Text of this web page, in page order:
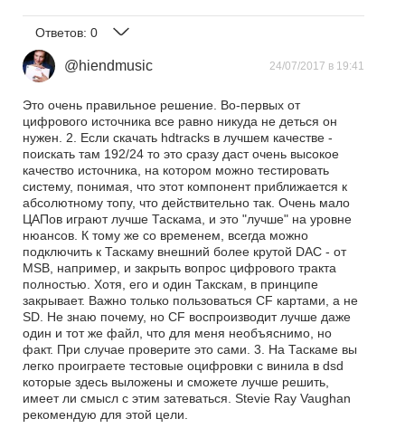
Ответов: 0
@hiendmusic 24/07/2017 в 19:41
Это очень правильное решение. Во-первых от
цифрового источника все равно никуда не деться он
нужен. 2. Если скачать hdtracks в лучшем качестве -
поискать там 192/24 то это сразу даст очень высокое
качество источника, на котором можно тестировать
систему, понимая, что этот компонент приближается к
абсолютному топу, что действительно так. Очень мало
ЦАПов играют лучше Таскама, и это "лучше" на уровне
нюансов. К тому же со временем, всегда можно
подключить к Таскаму внешний более крутой DAC - от
MSB, например, и закрыть вопрос цифрового тракта
полностью. Хотя, его и один Такскам, в принципе
закрывает. Важно только пользоваться CF картами, а не
SD. Не знаю почему, но CF воспроизводит лучше даже
один и тот же файл, что для меня необъяснимо, но
факт. При случае проверите это сами. 3. На Таскаме вы
легко проиграете тестовые оцифровки с винила в dsd
которые здесь выложены и сможете лучше решить,
имеет ли смысл с этим затеваться. Stevie Ray Vaughan
рекомендую для этой цели.